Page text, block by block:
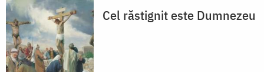
Cel răstignit este Dumnezeu